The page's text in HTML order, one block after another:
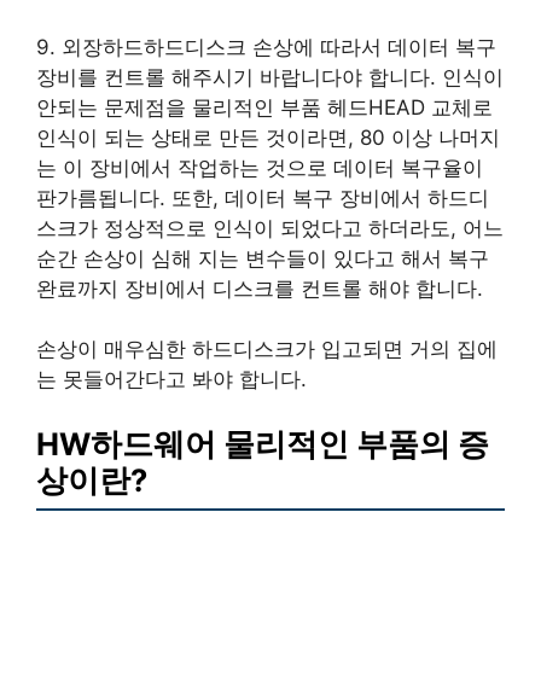
9. 외장하드하드디스크 손상에 따라서 데이터 복구
장비를 컨트롤 해주시기 바랍니다야 합니다. 인식이
안되는 문제점을 물리적인 부품 헤드HEAD 교체로
인식이 되는 상태로 만든 것이라면, 80 이상 나머지
는 이 장비에서 작업하는 것으로 데이터 복구율이
판가름됩니다. 또한, 데이터 복구 장비에서 하드디
스크가 정상적으로 인식이 되었다고 하더라도, 어느
순간 손상이 심해 지는 변수들이 있다고 해서 복구
완료까지 장비에서 디스크를 컨트롤 해야 합니다.
손상이 매우심한 하드디스크가 입고되면 거의 집에
는 못들어간다고 봐야 합니다.
HW하드웨어 물리적인 부품의 증
상이란?